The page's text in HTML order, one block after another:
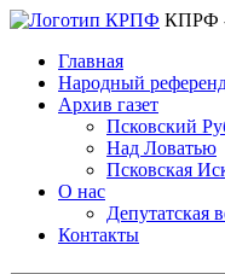
КПРФ -
Главная
Народный
Архив газет
Псковский
Над Ловатью
Псковская
О нас
Депутатская
Контакты